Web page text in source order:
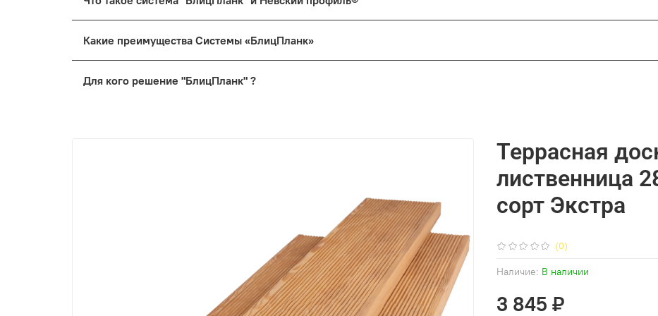
Какие преимущества Системы «БлицПланк»
Для кого решение "БлицПланк" ?
, которые ищут современные, технологичные решения для своих
Система «БлицПланк» — это технологичный каркас, а термодревесина HARDRET — это совершенное
которая не боится времени, радует глаз и не требует постоянного обслуживания.
Устали от компромиссов? Выбирайте лучшее. Выбирайте HARDRET и «БлицПланк».
Хотите узнать больше о наших материалах или получить консультацию по системе «БлицПланк»? Мы на связи!
(0)
Наличие: В наличии
Террасная
лиственница
сорт Экстра
3 845 ₽